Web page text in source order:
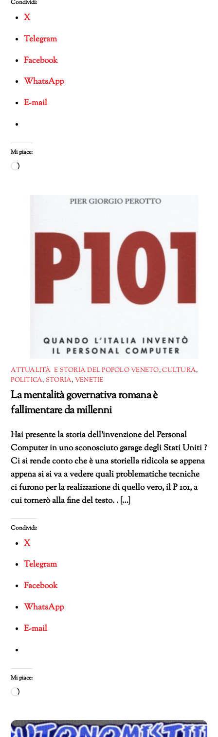
Condividi:
X
Telegram
Facebook
WhatsApp
E-mail
Mi piace:
Caricamento
ATTUALITÀ E STORIA DEL POPOLO VENETO,CULTURA,
POLITICA, STORIA, VENETIE
La mentalità governativa romana è
fallimentare da millenni
Hai presente la storia dell’invenzione del Personal
Computer in uno sconosciuto garage degli Stati Uniti ?
Ci si rende conto che è una storiella ridicola se appena
appena si si va a vedere quali problematiche tecniche
ci furono per la realizzazione di quello vero, il P 101, a
cui tornerò alla fine del testo. . […]
Condividi:
X
Telegram
Facebook
WhatsApp
E-mail
Mi piace:
Caricamento
corso…